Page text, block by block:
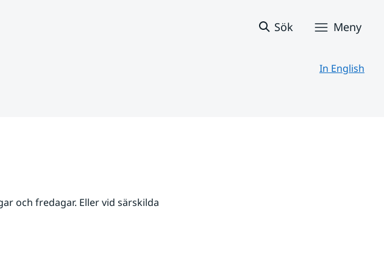
Sök Meny
In English
och fredagar. Eller vid särskilda